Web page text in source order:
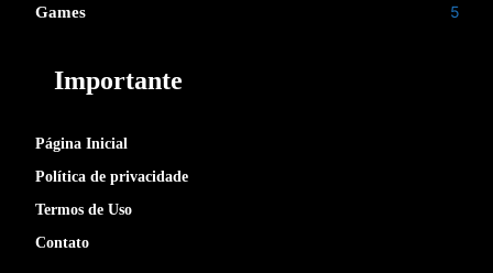
Games 5
Importante
Página Inicial
Política de privacidade
Termos de Uso
Contato